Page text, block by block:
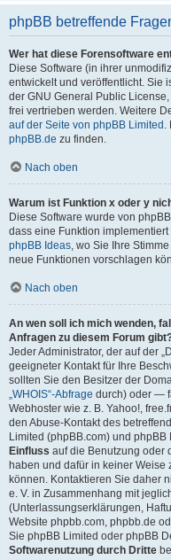
phpBB betreffende
Wer hat diese Forensoftware
Diese Software (in ihrer
entwickelt und veröffentlicht. Sie
der GNU General Public
frei vertrieben werden. Weitere
auf der Seite von phpBB Limited .
phpBB.de zu finden.
Nach oben
Warum ist Funktion x oder y
Diese Software wurde von
dass eine Funktion
phpBB Ideas, wo Sie Ihre
neue Funktionen vorschlagen
Nach oben
An wen soll ich mich wenden,
Anfragen zu diesem Forum
Jeder Administrator, der auf der
geeigneter Kontakt für Ihre
sollten Sie den Besitzer der
„WHOIS“-Abfrage durch) oder —
Webhoster wie z. B. Yahoo!,
den Abuse-Kontakt des
Limited (phpBB.com) und
Einfluss auf die Benutzung oder
haben und dafür in keiner
können. Kontaktieren Sie daher
e. V. in Zusammenhang mit
(Unterlassungserklärungen,
Website phpbb.com, phpbb.de
Sie phpBB Limited oder phpBB
Softwarenutzung durch Dritte